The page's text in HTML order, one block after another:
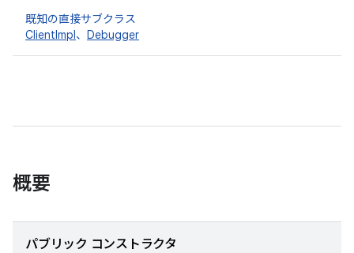
既知の直接サブクラス
ClientImpl、 Debugger
概要
パブリック コンストラクタ